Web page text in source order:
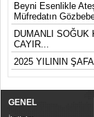
Beyni Esenlikle
Müfredatın
DUMANLI
CAYIR...
2025 YILININ
GENEL